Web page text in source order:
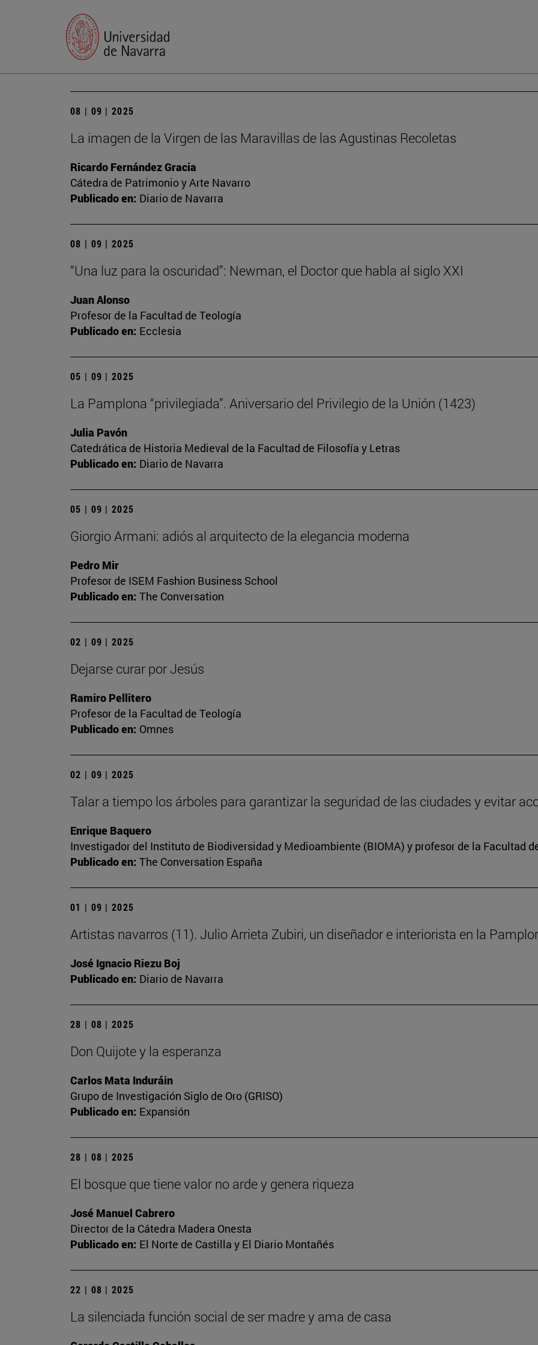
08 | 09 | 2025
La imagen de la Virgen de las Maravillas de las Agustinas Recoletas
Ricardo Fernández Gracia
Cátedra de Patrimonio y Arte Navarro
Publicado en: Diario de Navarra
08 | 09 | 2025
“Una luz para la oscuridad”: Newman, el Doctor que habla al siglo XXI
Juan Alonso
Profesor de la Facultad de Teología
Publicado en: Ecclesia
05 | 09 | 2025
La Pamplona “privilegiada”. Aniversario del Privilegio de la Unión (1423)
Julia Pavón
Catedrática de Historia Medieval de la Facultad de Filosofía y Letras
Publicado en: Diario de Navarra
05 | 09 | 2025
Giorgio Armani: adiós al arquitecto de la elegancia moderna
Pedro Mir
Profesor de ISEM Fashion Business School
Publicado en: The Conversation
02 | 09 | 2025
Dejarse curar por Jesús
Ramiro Pellitero
Profesor de la Facultad de Teología
Publicado en: Omnes
02 | 09 | 2025
Talar a tiempo los árboles para garantizar la seguridad de las ciudades y evitar
Enrique Baquero
Investigador del Instituto de Biodiversidad y Medioambiente (BIOMA) y profesor de la Facultad
Publicado en: The Conversation España
01 | 09 | 2025
Artistas navarros (11). Julio Arrieta Zubiri, un diseñador e interiorista en la
José Ignacio Riezu Boj
Publicado en: Diario de Navarra
28 | 08 | 2025
Don Quijote y la esperanza
Carlos Mata Induráin
Grupo de Investigación Siglo de Oro (GRISO)
Publicado en: Expansión
28 | 08 | 2025
El bosque que tiene valor no arde y genera riqueza
José Manuel Cabrero
Director de la Cátedra Madera Onesta
Publicado en: El Norte de Castilla y El Diario Montañés
22 | 08 | 2025
La silenciada función social de ser madre y ama de casa